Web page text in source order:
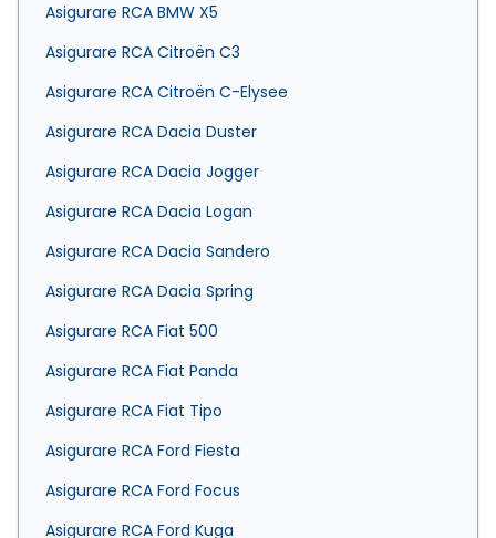
Asigurare RCA BMW X5
Asigurare RCA Citroën C3
Asigurare RCA Citroën C-Elysee
Asigurare RCA Dacia Duster
Asigurare RCA Dacia Jogger
Asigurare RCA Dacia Logan
Asigurare RCA Dacia Sandero
Asigurare RCA Dacia Spring
Asigurare RCA Fiat 500
Asigurare RCA Fiat Panda
Asigurare RCA Fiat Tipo
Asigurare RCA Ford Fiesta
Asigurare RCA Ford Focus
Asigurare RCA Ford Kuga